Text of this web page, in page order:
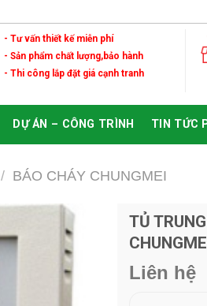
- Tư vấn thiết kế miễn phí
- Sản phẩm chất lượng,bảo hành
- Thi công lắp đặt giá cạnh tranh
DỰ ÁN – CÔNG TRÌNH TIN TỨC
/ BÁO CHÁY CHUNGMEI
Add to
Wishlist
TỦ
Liên hệ